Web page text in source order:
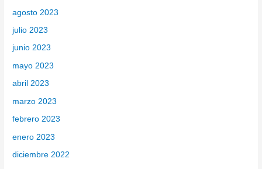
agosto 2023
julio 2023
junio 2023
mayo 2023
abril 2023
marzo 2023
febrero 2023
enero 2023
diciembre 2022